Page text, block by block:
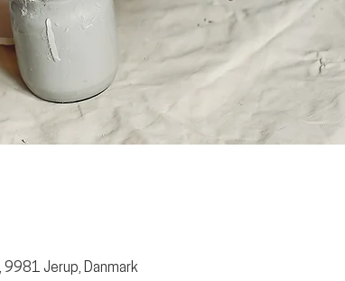
Jerup, Danmark